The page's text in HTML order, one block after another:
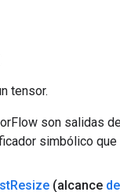
tensor.
son salidas
simbólico
Resize (alcance